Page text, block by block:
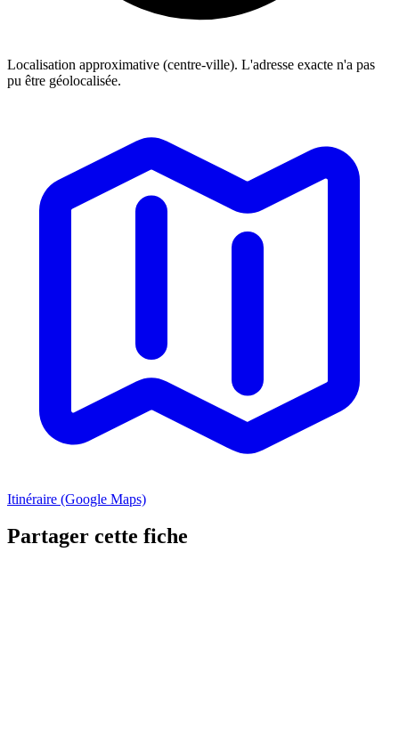
Localisation approximative (centre-ville). L'adresse exacte n'a pas
pu être géolocalisée.
Itinéraire (Google Maps)
Partager cette fiche